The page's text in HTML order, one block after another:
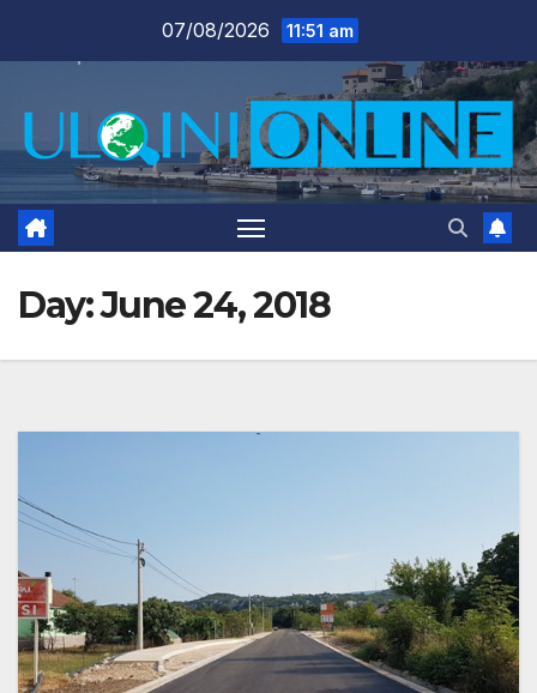
07/08/2026 11:51 am
Day:June 24, 2018